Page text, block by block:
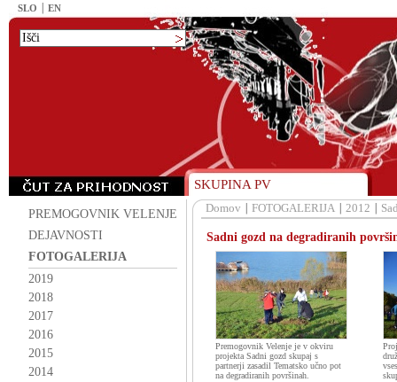
SLO EN
SKUPINA PV
PREMOGOVNIK VELENJE
DEJAVNOSTI
FOTOGALERIJA
2019
2018
2017
2016
2015
2014
Domov FOTOGALERIJA 2012
Sadni gozd na degradiranih
Premogovnik Velenje je v okviru
projekta Sadni gozd skupaj s
partnerji zasadil Tematsko učno pot
na degradiranih površinah.